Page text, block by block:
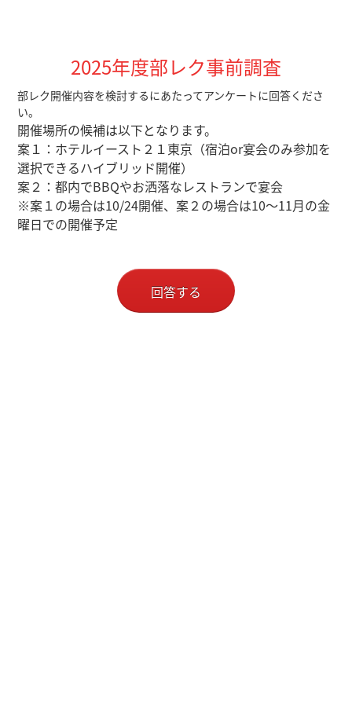
2025年度部レク事前調査
部レク開催内容を検討するにあたってアンケートに回答くださ
い。
開催場所の候補は以下となります。
案１：ホテルイースト２１東京（宿泊or宴会のみ参加を
選択できるハイブリッド開催）
案２：都内でBBQやお洒落なレストランで宴会
※案１の場合は10/24開催、案２の場合は10～11月の金
曜日での開催予定
回答する